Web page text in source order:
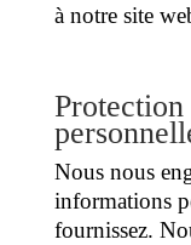
à notre site
Nous nous
informations
fournissez.